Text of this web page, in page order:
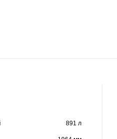
891 л